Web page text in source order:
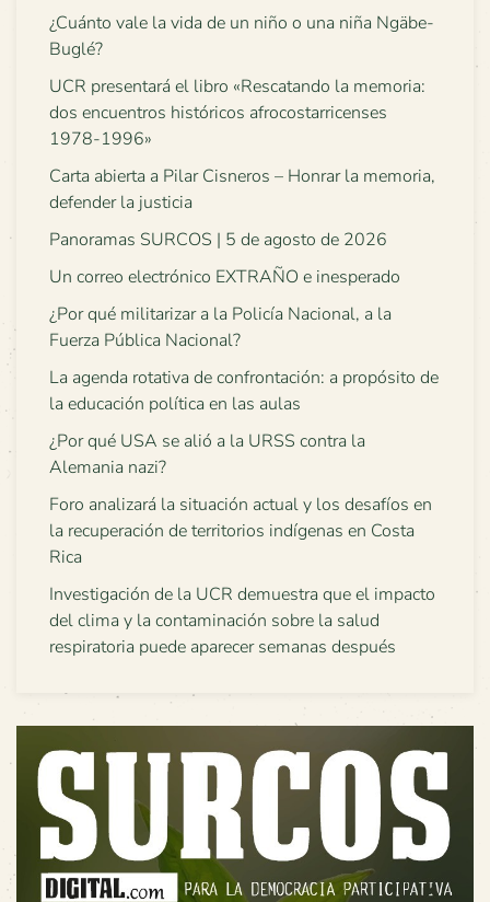
¿Cuánto vale la vida de un niño o una niña Ngäbe-
Buglé?
UCR presentará el libro «Rescatando la memoria:
dos encuentros históricos afrocostarricenses
1978-1996»
Carta abierta a Pilar Cisneros – Honrar la memoria,
defender la justicia
Panoramas SURCOS | 5 de agosto de 2026
Un correo electrónico EXTRAÑO e inesperado
¿Por qué militarizar a la Policía Nacional, a la
Fuerza Pública Nacional?
La agenda rotativa de confrontación: a propósito de
la educación política en las aulas
¿Por qué USA se alió a la URSS contra la
Alemania nazi?
Foro analizará la situación actual y los desafíos en
la recuperación de territorios indígenas en Costa
Rica
Investigación de la UCR demuestra que el impacto
del clima y la contaminación sobre la salud
respiratoria puede aparecer semanas después